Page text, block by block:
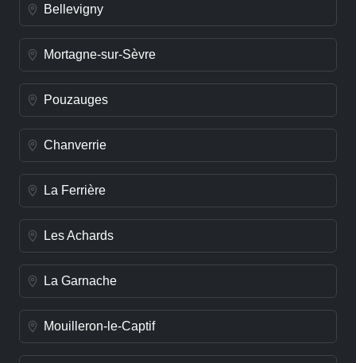
Bellevigny
Mortagne-sur-Sèvre
Pouzauges
Chanverrie
La Ferrière
Les Achards
La Garnache
Mouilleron-le-Captif